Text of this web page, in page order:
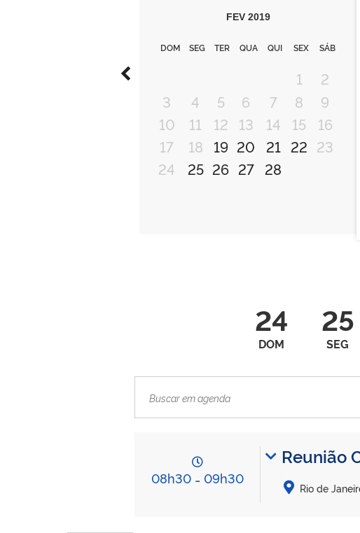
FEV 2019
DOM SEG TER QUA QUI SEX SÁB
1
2
3
4 5 6 7 8
9
10
11 12 13 14 15
16
17
18 19 20 21 22 23
24
25 26 27 28
24
DOM
25
SEG
08h30 - 09h30
Reunião
Rio de